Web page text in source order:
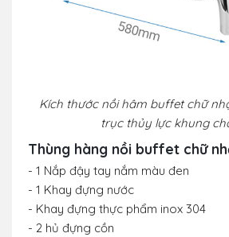
Kích thước nồi hâm buffet chữ
trục thủy lực khung
Thùng hàng nồi buffet chữ
- 1 Nắp đậy tay nắm màu đen
- 1 Khay đựng nước
- Khay đựng thực phẩm inox 304
- 2 hủ đựng cồn